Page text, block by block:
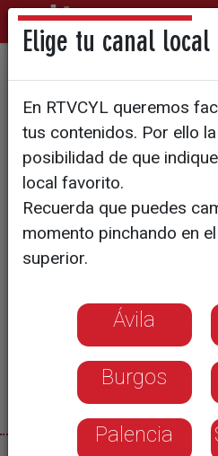
Lecturas que
proyectos
Elige tu canal local
En RTVCYL queremos
tus contenidos. Por ello
posibilidad de que
local favorito.
Recuerda que puedes
momento pinchando en
superior.
Ávila
Burgos
Palencia